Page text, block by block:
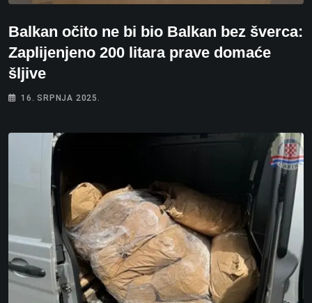
Balkan očito ne bi bio Balkan bez šverca:
Zaplijenjeno 200 litara prave domaće
šljive
16. SRPNJA 2025.